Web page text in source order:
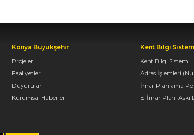
Konya Büyükşehir
Projeler
Faaliyetler
Duyurular
Kurumsal Haberler
Kent Bilgi
Kent Bilgi Sistemi
Adres İşlemleri
İmar Planlama
E-İmar Planı Askı